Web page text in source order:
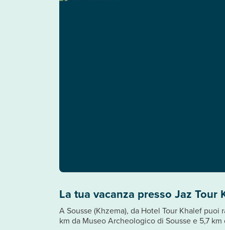
La tua vacanza presso Jaz Tour
A Sousse (Khzema), da Hotel Tour Khalef
km da Museo Archeologico di Sousse e 5,7